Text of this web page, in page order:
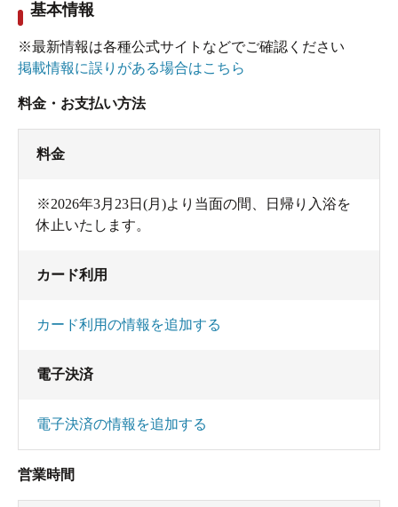
基本情報
※最新情報は各種公式サイトなどでご確認ください
掲載情報に誤りがある場合はこちら
料金・お支払い方法
料金
※2026年3月23日(月)より当面の間、日帰り入浴を
休止いたします。
カード利用
カード利用の情報を追加する
電子決済
電子決済の情報を追加する
営業時間